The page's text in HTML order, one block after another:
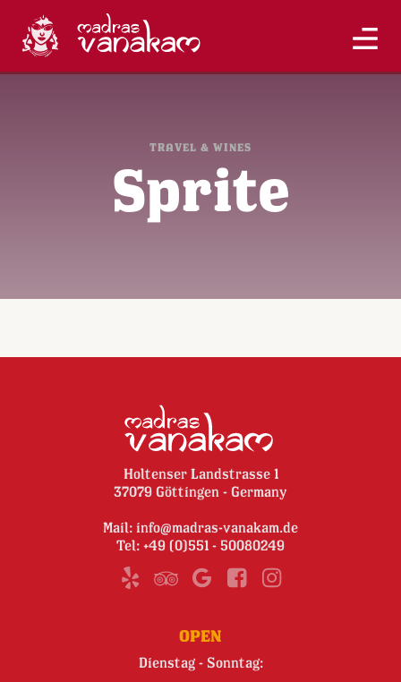
TRAVEL & WINES
Sprite
Holtenser Landstrasse 1
37079 Göttingen - Germany
Mail: info@madras-vanakam.de
Tel: +49 (0)551 - 50080249
OPEN
Dienstag - Sonntag: